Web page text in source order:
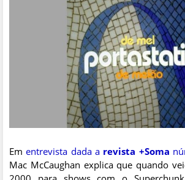
Ementrevista dada a revista +Soma
Mac McCaughan explica que quando